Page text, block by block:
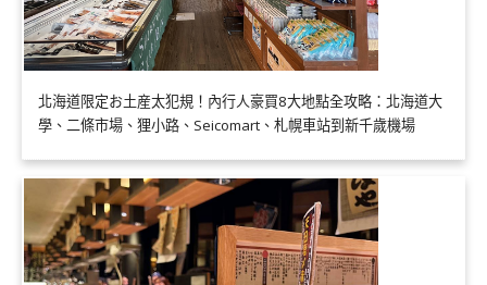
北海道限定お土産太犯規！內行人豪買8大地點全攻略：北海道大
學、二條市場、狸小路、Seicomart、札幌車站到新千歲機場